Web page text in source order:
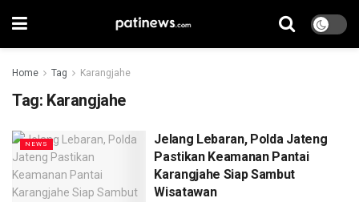
Home Tag Karangjahe
Tag: Karangjahe
NEWS
Jelang Lebaran, Polda Jateng
Pastikan Keamanan Pantai
Karangjahe Siap Sambut
Wisatawan